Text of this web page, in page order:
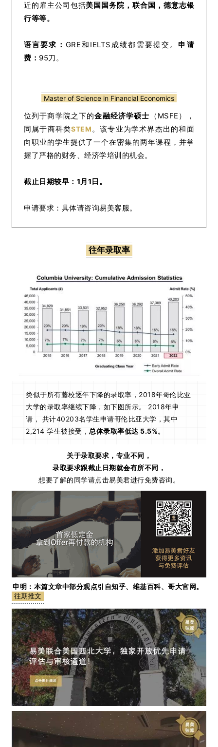
近的雇主公司包括美国国务院，联合国，德意志银
行等等。
语言要求： GRE和IELTS成绩都需要提交。 申请
费： 95刀。
Master of Science in Financial Economics
位列于商学院之下的金融经济学硕士 （MSFE），
同属于商科类STEM。该专业为学术界杰出的和面
向职业的学生提供了一个在密集的两年课程，并掌
握了严格的财务、经济学培训的机会。
截止日期较早：1月1日。
申请要求：具体请咨询易美客服。
往年录取率
类似于所有藤校逐年下降的录取率，2018年哥伦比亚
大学的录取率继续下降，如下图所示。 2018年申
请， 共计40203名学生申请哥伦比亚大学，其中
2,214 学生被接受， 总体录取率低达 5.5%。
关于录取要求，专业不同，
录取要求跟截止日期就会有所不同，
想要了解的同学请点击易美君进行免费咨询。
申明：本篇文章中部分观点引自知乎、维基百科、哥大官网。
往期推文